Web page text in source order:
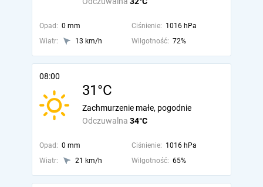
Opad: 0 mm Ciśnienie: 1016 hPa
Wiatr:
13 km/h Wilgotność: 72%
08:00
31°C
Odczuwalna 34°C
Zachmurzenie małe, pogodnie
Opad: 0 mm Ciśnienie: 1016 hPa
Wiatr:
21 km/h Wilgotność: 65%